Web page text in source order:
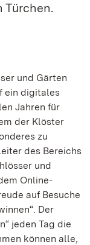
Türchen.
und Gärten
ein digitales
Jahren für
der Klöster
zu
des Bereichs
und
Online-
auf Besuche
Der
jeden Tag die
können alle,